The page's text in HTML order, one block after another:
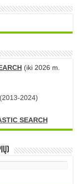
(iki 2026 m.
(2013-2024)
SEARCH